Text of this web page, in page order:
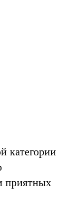
категории
приятных